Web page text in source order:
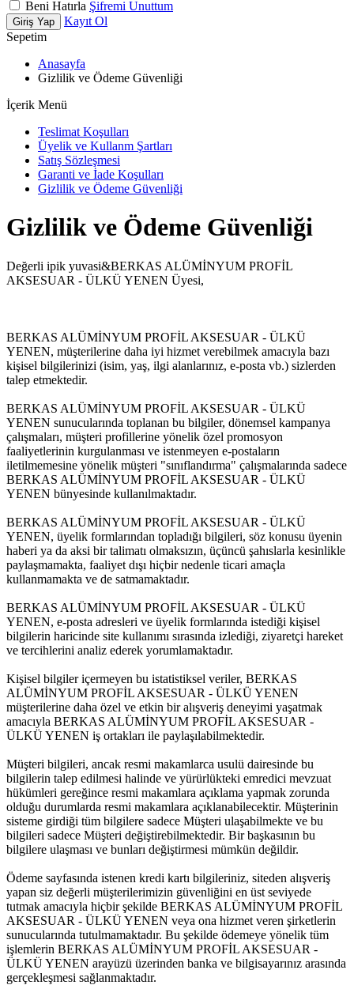
Beni Hatırla Şifremi Unuttum
Giriş Yap
Kayıt Ol
Sepetim
Anasayfa
Gizlilik ve Ödeme Güvenliği
İçerik Menü
Teslimat Koşulları
Üyelik ve Kullanm Şartları
Satış Sözleşmesi
Garanti ve İade Koşulları
Gizlilik ve Ödeme Güvenliği
Gizlilik ve Ödeme Güvenliği
Değerli ipik yuvasi&BERKAS ALÜMİNYUM PROFİL
AKSESUAR - ÜLKÜ YENEN Üyesi,
BERKAS ALÜMİNYUM PROFİL AKSESUAR - ÜLKÜ
YENEN, müşterilerine daha iyi hizmet verebilmek amacıyla bazı
kişisel bilgilerinizi (isim, yaş, ilgi alanlarınız, e-posta vb.) sizlerden
talep etmektedir.
BERKAS ALÜMİNYUM PROFİL AKSESUAR - ÜLKÜ
YENEN sunucularında toplanan bu bilgiler, dönemsel kampanya
çalışmaları, müşteri profillerine yönelik özel promosyon
faaliyetlerinin kurgulanması ve istenmeyen e-postaların
iletilmemesine yönelik müşteri "sınıflandırma" çalışmalarında sadece
BERKAS ALÜMİNYUM PROFİL AKSESUAR - ÜLKÜ
YENEN bünyesinde kullanılmaktadır.
BERKAS ALÜMİNYUM PROFİL AKSESUAR - ÜLKÜ
YENEN, üyelik formlarından topladığı bilgileri, söz konusu üyenin
haberi ya da aksi bir talimatı olmaksızın, üçüncü şahıslarla kesinlikle
paylaşmamakta, faaliyet dışı hiçbir nedenle ticari amaçla
kullanmamakta ve de satmamaktadır.
BERKAS ALÜMİNYUM PROFİL AKSESUAR - ÜLKÜ
YENEN, e-posta adresleri ve üyelik formlarında istediği kişisel
bilgilerin haricinde site kullanımı sırasında izlediği, ziyaretçi hareket
ve tercihlerini analiz ederek yorumlamaktadır.
Kişisel bilgiler içermeyen bu istatistiksel veriler, BERKAS
ALÜMİNYUM PROFİL AKSESUAR - ÜLKÜ YENEN
müşterilerine daha özel ve etkin bir alışveriş deneyimi yaşatmak
amacıyla BERKAS ALÜMİNYUM PROFİL AKSESUAR -
ÜLKÜ YENEN iş ortakları ile paylaşılabilmektedir.
Müşteri bilgileri, ancak resmi makamlarca usulü dairesinde bu
bilgilerin talep edilmesi halinde ve yürürlükteki emredici mevzuat
hükümleri gereğince resmi makamlara açıklama yapmak zorunda
olduğu durumlarda resmi makamlara açıklanabilecektir. Müşterinin
sisteme girdiği tüm bilgilere sadece Müşteri ulaşabilmekte ve bu
bilgileri sadece Müşteri değiştirebilmektedir. Bir başkasının bu
bilgilere ulaşması ve bunları değiştirmesi mümkün değildir.
Ödeme sayfasında istenen kredi kartı bilgileriniz, siteden alışveriş
yapan siz değerli müşterilerimizin güvenliğini en üst seviyede
tutmak amacıyla hiçbir şekilde BERKAS ALÜMİNYUM PROFİL
AKSESUAR - ÜLKÜ YENEN veya ona hizmet veren şirketlerin
sunucularında tutulmamaktadır. Bu şekilde ödemeye yönelik tüm
işlemlerin BERKAS ALÜMİNYUM PROFİL AKSESUAR -
ÜLKÜ YENEN arayüzü üzerinden banka ve bilgisayarınız arasında
gerçekleşmesi sağlanmaktadır.